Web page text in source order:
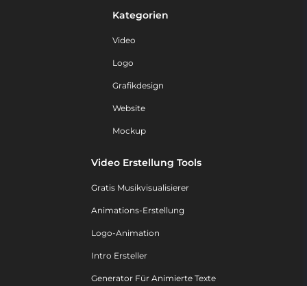
Kategorien
Video
Logo
Grafikdesign
Website
Mockup
Video Erstellung Tools
Gratis Musikvisualisierer
Animations-Erstellung
Logo-Animation
Intro Ersteller
Generator Für Animierte Texte